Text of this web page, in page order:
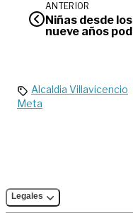
ANTERIOR
Niñas desde los
nueve años podrán
Alcaldia Villavicencio
Meta
Legales